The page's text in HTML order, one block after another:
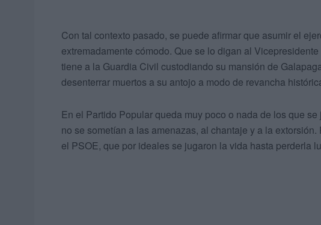
Con tal contexto pasado, se puede afirmar que asumir el
extremadamente cómodo. Que se lo digan al
tiene a la Guardia Civil custodiando su mansión de
desenterrar muertos a su antojo a modo de revancha
En el Partido Popular queda muy poco o nada de los que
no se sometían a las amenazas, al chantaje y a la
el PSOE, que por ideales se jugaron la vida hasta perderla